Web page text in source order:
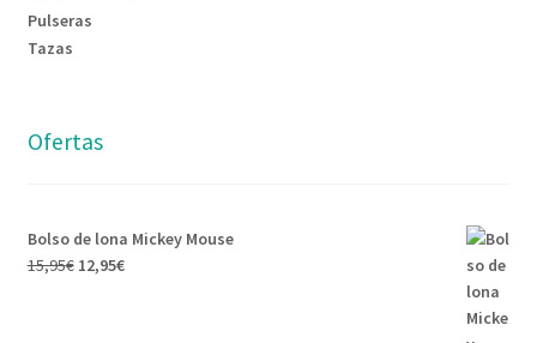
Pulseras
Tazas
Ofertas
Bolso de lona Mickey Mouse
15,95€ El
12,95€El